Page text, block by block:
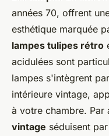
années 70, offrent
esthétique marquée
lampes tulipes rétro
acidulées sont
lampes s'intègrent
intérieure vintage,
à votre chambre. Par
vintage séduisent